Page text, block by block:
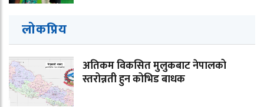
लोकप्रिय
अतिकम विकसित मुलुकबाट नेपालको
स्तरोन्नती हुन कोभिड बाधक